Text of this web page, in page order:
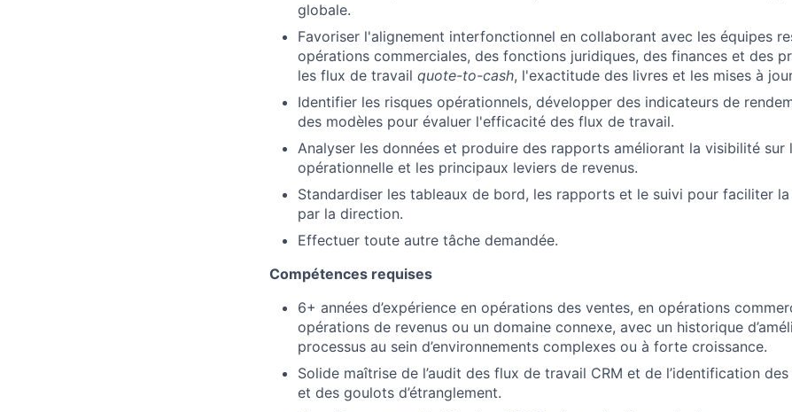
globale.
Favoriser l'alignement interfonctionnel en collaborant avec les équipes
opérations commerciales, des fonctions juridiques, des finances et des
les flux de travail quote-to-cash, l'exactitude des livres et les mises à
Identifier les risques opérationnels, développer des indicateurs de
des modèles pour évaluer l'efficacité des flux de travail.
Analyser les données et produire des rapports améliorant la visibilité sur
opérationnelle et les principaux leviers de revenus.
Standardiser les tableaux de bord, les rapports et le suivi pour faciliter
par la direction.
Effectuer toute autre tâche demandée.
Compétences requises
6+ années d’expérience en opérations des ventes, en opérations
opérations de revenus ou un domaine connexe, avec un historique
processus au sein d’environnements complexes ou à forte croissance.
Solide maîtrise de l’audit des flux de travail CRM et de l’identification
et des goulots d’étranglement.